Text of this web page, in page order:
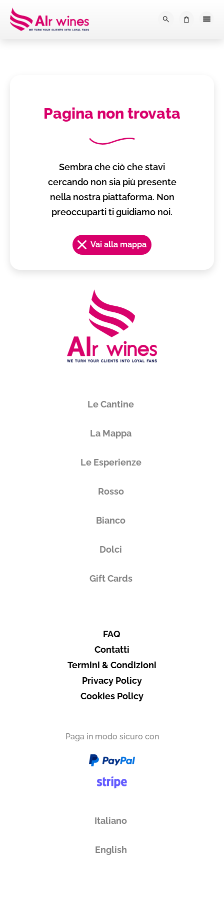
Dalla loro vendemmia, alla
Pagina non trovata
Sembra che ciò che stavi
cercando non sia più presente
nella nostra piattaforma. Non
preoccuparti ti guidiamo noi.
Vai alla mappa
Le Cantine
La Mappa
Le Esperienze
Rosso
Bianco
Dolci
Gift Cards
FAQ
Contatti
Termini & Condizioni
Privacy Policy
Cookies Policy
Paga in modo sicuro con
Italiano
English